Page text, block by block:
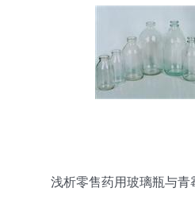
浅析零售药用玻璃瓶与青